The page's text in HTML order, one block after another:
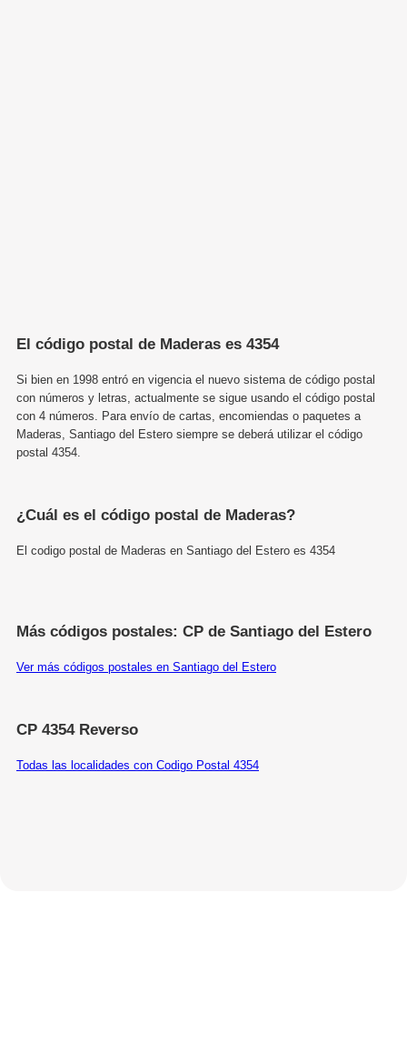
El código postal de Maderas es 4354
Si bien en 1998 entró en vigencia el nuevo sistema de código postal
con números y letras, actualmente se sigue usando el código postal
con 4 números. Para envío de cartas, encomiendas o paquetes a
Maderas, Santiago del Estero siempre se deberá utilizar el código
postal 4354.
¿Cuál es el código postal de Maderas?
El codigo postal de Maderas en Santiago del Estero es 4354
Más códigos postales: CP de Santiago del Estero
Ver más códigos postales en Santiago del Estero
CP 4354 Reverso
Todas las localidades con Codigo Postal 4354